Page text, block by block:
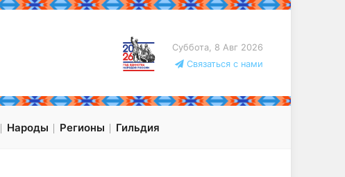
Суббота, 8 Авг 2026
Связаться с нами
Народы Регионы Гильдия